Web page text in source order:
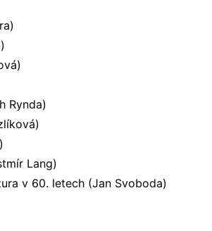
Rynda)
Lang)
v 60. letech (Jan Svoboda)